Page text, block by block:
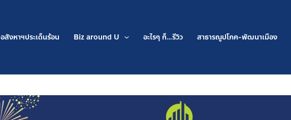
อสังหาฯประเด็นร้อน Biz around U อะไรๆ ก็…รีวิว สาธารณูปโภค-พัฒนาเมือง